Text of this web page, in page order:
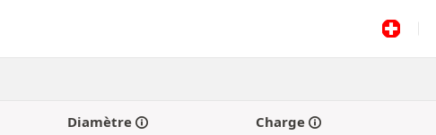
Diamètre Charge